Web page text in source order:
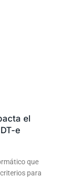
el
e
que
para